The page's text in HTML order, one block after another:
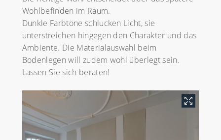
Wohlbefinden im Raum.
Dunkle Farbtöne schlucken Licht, sie
unterstreichen hingegen den Charakter und das
Ambiente. Die Materialauswahl beim
Bodenlegen will zudem wohl überlegt sein.
Lassen Sie sich beraten!